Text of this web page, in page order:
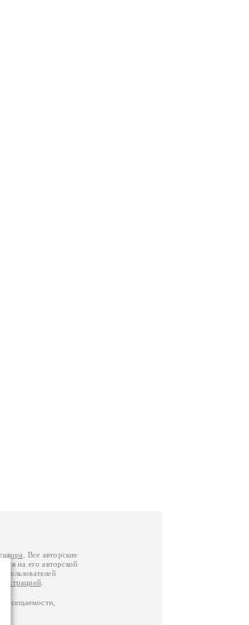
. Все авторские
на его авторской
пользователей